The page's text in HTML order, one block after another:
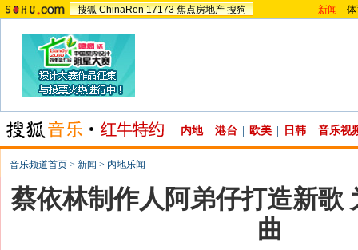
搜狐 ChinaRen 17173 焦点房地产 搜狗 新闻 -
内地 港台 欧美 日韩 音乐视
音乐频道首页 > 新闻 > 内地乐闻
蔡依林制作人阿弟仔打造新歌
曲